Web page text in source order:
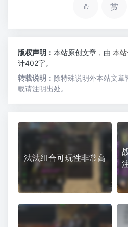
赏
版权声明： 本站原创文章，由 本
计402字。
转载说明： 除特殊说明外本站文
载请注明出处。
法法组合可玩性非常高